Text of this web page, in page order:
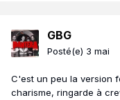
GBG
Posté(e) 3 mai
C'est un peu la version
charisme, ringarde à